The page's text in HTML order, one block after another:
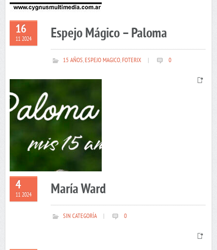
16
11 2024 Espejo Mágico – Paloma
15 AÑOS,ESPEJO MAGICO,FOTERIX 0
4
11 2024 María Ward
SIN CATEGORÍA 0